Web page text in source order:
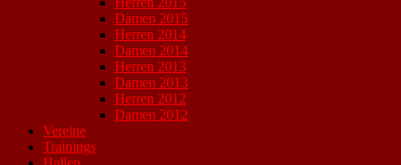
Damen 2015
Herren 2014
Damen 2014
Herren 2013
Damen 2013
Herren 2012
Damen 2012
Vereine
Trainings